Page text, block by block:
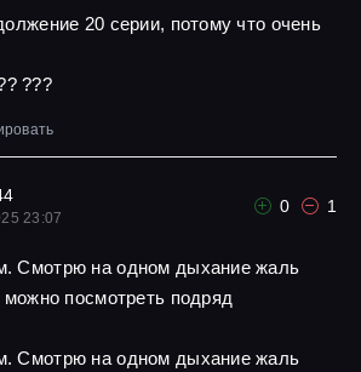
20 серии, потому что очень
???
23:07
0 1
Смотрю на одном дыхание жаль
можно посмотреть подряд
Смотрю на одном дыхание жаль